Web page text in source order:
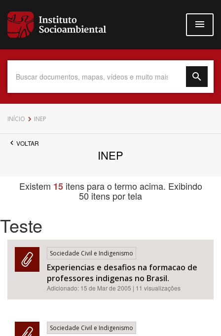
para
conteúdo
Data do Documento
Tema
Área de Levantamento
INÍCIO INEP
VOLTAR
INEP
Existem 15itens para o termo acima. Exibindo
50 itens por tela
Teste
Sociedade Civil e Indigenismo
Experiencias e desafios na formacao de
professores indigenas no Brasil.
Adicionado: 15 de Mar de 2005 | 11 visualizações
Sociedade Civil e Indigenismo